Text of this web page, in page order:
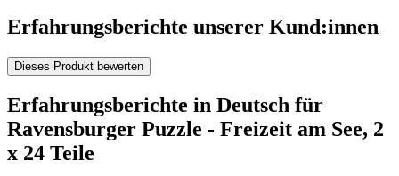
Erfahrungsberichte unserer Kund:innen
Dieses Produkt bewerten
Erfahrungsberichte in Deutsch für
Ravensburger Puzzle - Freizeit am See, 2
x 24 Teile